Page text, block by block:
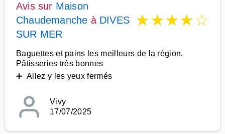
Avis sur Maison
Chaudemanche à DIVES
SUR MER
★★★★☆
Baguettes et pains les meilleurs de la région.
Pâtisseries très bonnes
➕ Allez y les yeux fermés
Vivy
17/07/2025